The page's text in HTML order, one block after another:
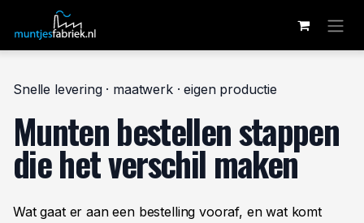
Overslaan naar inhoud
Snelle levering · maatwerk · eigen productie
Munten bestellen stappen
die het verschil maken
Wat gaat er aan een bestelling vooraf, en wat komt